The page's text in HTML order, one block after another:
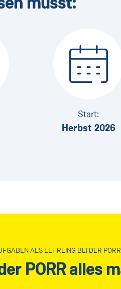
Start:
Herbst 2026
ALS LEHRLING BEI DER
PORR alles